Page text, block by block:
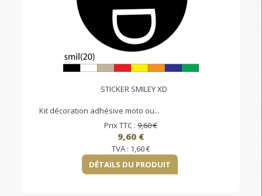
STICKER SMILEY XD
Kit décoration adhésive moto ou...
Prix TTC : 9,60 €
9,60 €
TVA : 1,60 €
DÉTAILS DU PRODUIT